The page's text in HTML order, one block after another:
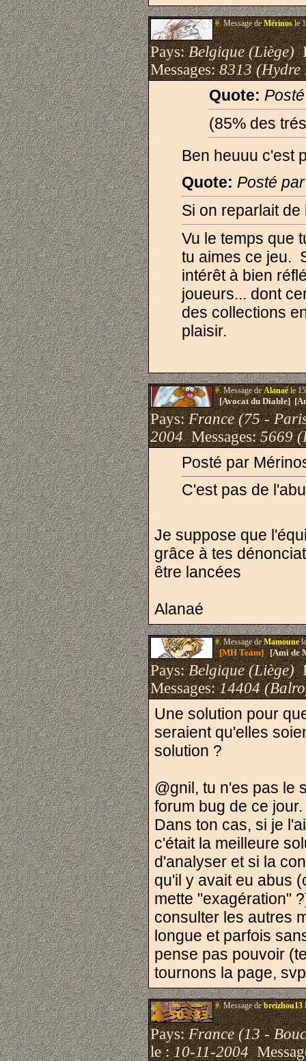
#.Message deMérinosle
Pays:Belgique (Liège)
Messages:8313 (Hydre
Quote:
(85% des
Ben heuuu c'est
Quote: Posté
Si on reparlait
Vu le temps que
tu aimes ce jeu.
intérêt à bien
joueurs... dont
des collections
plaisir.
#.Message deAlanaéle
[Avocat du Diable]
Pays:France (75 -
2004Messages:5669
Posté par
C'est pas de
Je suppose que
grâce à tes
être lancées
Alanaé
#.Message deMamoune
[MH Team][Ami de
Pays:Belgique (Liège)
Messages:14404
Une solution pour
seraient qu'elles
solution ?
@gnil, tu n'es pas le
forum bug de ce jour.
Dans ton cas, si je
c'était la meilleure
d'analyser et si la
qu'il y avait eu abus
mette "exagération"
consulter les autres
longue et parfois
pense pas pouvoir
tournons la page, svp
#.Message debreizhou13
Pays:France (13 -
le :10-11-2004